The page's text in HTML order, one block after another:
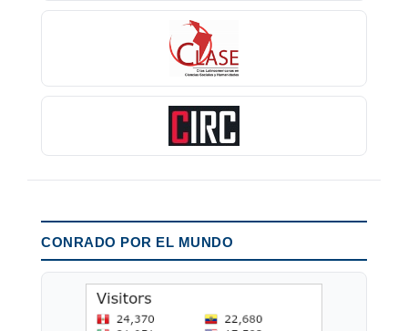
CONRADO POR EL MUNDO